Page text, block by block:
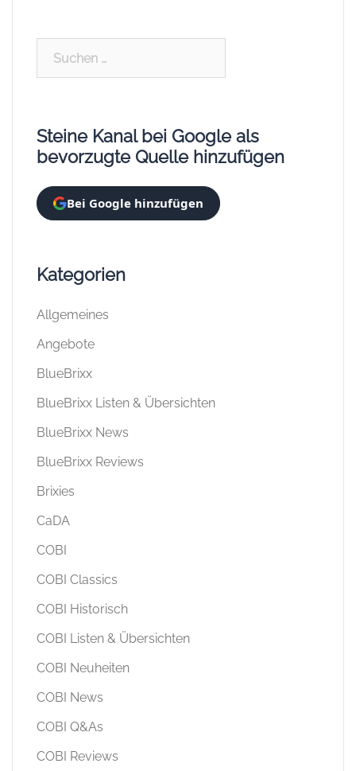
Steine Kanal bei Google als
bevorzugte Quelle hinzufügen
Bei Google hinzufügen
Kategorien
Allgemeines
Angebote
BlueBrixx
BlueBrixx Listen & Übersichten
BlueBrixx News
BlueBrixx Reviews
Brixies
CaDA
COBI
COBI Classics
COBI Historisch
COBI Listen & Übersichten
COBI Neuheiten
COBI News
COBI Q&As
COBI Reviews